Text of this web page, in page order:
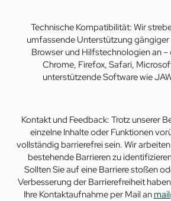
Technische Kompatibilität: Wir
umfassende Unterstützung
Browser und Hilfstechnologien an
Chrome, Firefox, Safari,
unterstützende Software wie
Kontakt und Feedback: Trotz unserer
einzelne Inhalte oder Funktionen
vollständig barrierefrei sein. Wir
bestehende Barrieren zu
Sollten Sie auf eine Barriere stoßen
Verbesserung der Barrierefreiheit
Ihre Kontaktaufnahme per Mail an